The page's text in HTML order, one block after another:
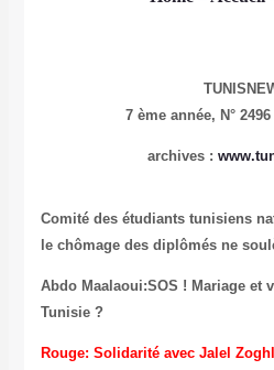
7 ème année, N°
archives :
Comité des étudiants tunisiens
le chômage des diplômés ne
Abdo Maalaoui:SOS ! Mariage et
Tunisie ?
Rouge: Solidarité avec Jalel